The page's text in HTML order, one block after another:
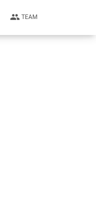
people TEAM